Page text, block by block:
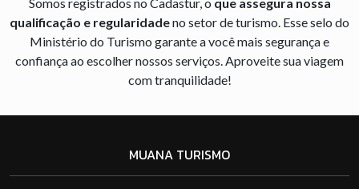
qualificação e regularidadeno setor de turismo. Esse selo do
Ministério do Turismo garante a você mais segurança e
confiança ao escolher nossos serviços. Aproveite sua viagem
com tranquilidade!
MUANA TURISMO